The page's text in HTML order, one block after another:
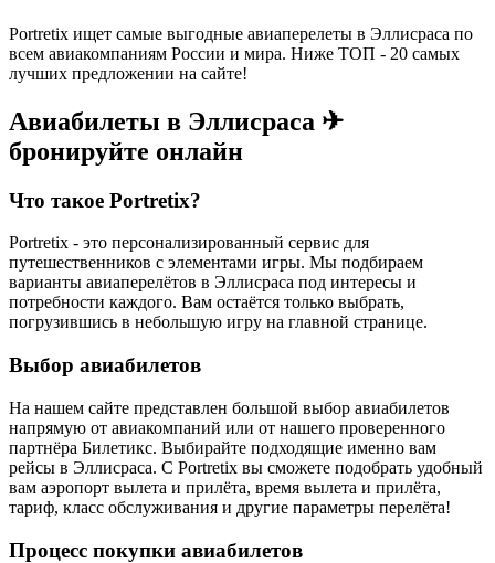
Portretix ищет самые выгодные авиаперелеты в Эллисраса по
всем авиакомпаниям России и мира. Ниже ТОП - 20 самых
лучших предложении на сайте!
Авиабилеты в Эллисраса ✈
бронируйте онлайн
Что такое Portretix?
Portretix - это персонализированный сервис для
путешественников с элементами игры. Мы подбираем
варианты авиаперелётов в Эллисраса под интересы и
потребности каждого. Вам остаётся только выбрать,
погрузившись в небольшую игру на главной странице.
Выбор авиабилетов
На нашем сайте представлен большой выбор авиабилетов
напрямую от авиакомпаний или от нашего проверенного
партнёра Билетикс. Выбирайте подходящие именно вам
рейсы в Эллисраса. С Portretix вы сможете подобрать удобный
вам аэропорт вылета и прилёта, время вылета и прилёта,
тариф, класс обслуживания и другие параметры перелёта!
Процесс покупки авиабилетов